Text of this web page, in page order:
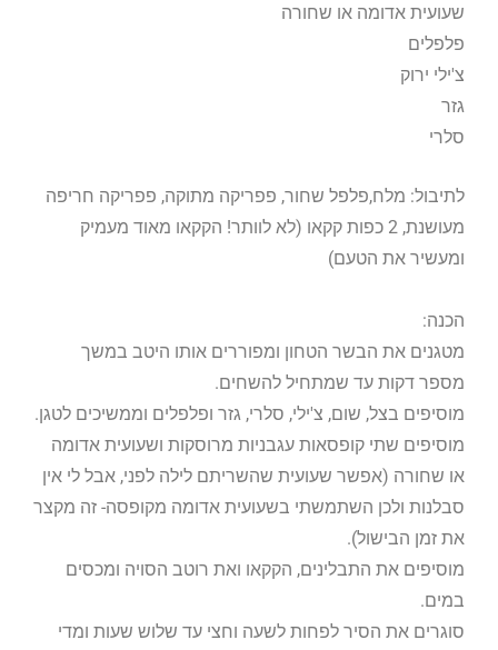
שעועית אדומה או שחורה
פלפלים
צ'ילי ירוק
גזר
סלרי
לתיבול: מלח,פלפל שחור, פפריקה מתוקה, פפריקה חריפה
מעושנת, 2 כפות קקאו (לא לוותר! הקקאו מאוד מעמיק
ומעשיר את הטעם)
הכנה:
מטגנים את הבשר הטחון ומפוררים אותו היטב במשך
מספר דקות עד שמתחיל להשחים.
מוסיפים בצל, שום, צ'ילי, סלרי, גזר ופלפלים וממשיכים לטגן.
מוסיפים שתי קופסאות עגבניות מרוסקות ושעועית אדומה
או שחורה (אפשר שעועית שהשריתם לילה לפני, אבל לי אין
סבלנות ולכן השתמשתי בשעועית אדומה מקופסה- זה מקצר
את זמן הבישול).
מוסיפים את התבלינים, הקקאו ואת רוטב הסויה ומכסים
במים.
סוגרים את הסיר לפחות לשעה וחצי עד שלוש שעות ומדי